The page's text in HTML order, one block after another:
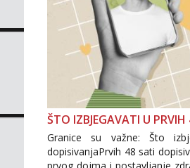
ŠTO IZBJEGAVATI U
Granice su važne: Što
dopisivanjaPrvih 48 sati